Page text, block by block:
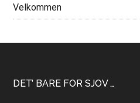
Velkommen
Footer
DET’ BARE FOR SJOV …